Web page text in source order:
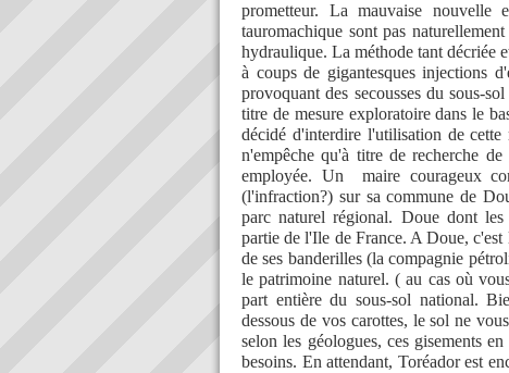
prometteur. La mauvaise nouvelle
tauromachique sont pas
hydraulique. La méthode tant décriée
à coups de gigantesques injections
provoquant des secousses du sous-
titre de mesure exploratoire dans le
décidé d'interdire l'utilisation de
n'empêche qu'à titre de recherche
employée. Un maire courageux
(l'infraction?) sur sa commune de
parc naturel régional. Doue dont les
partie de l'Ile de France. A Doue,
de ses banderilles (la compagnie
le patrimoine naturel. ( au cas où
part entière du sous-sol national.
dessous de vos carottes, le sol ne
selon les géologues, ces gisements
besoins. En attendant, Toréador est